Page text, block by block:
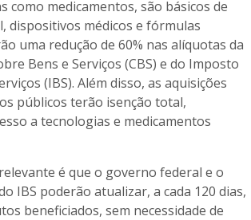
como medicamentos, são básicos de
dispositivos médicos e fórmulas
uma redução de 60% nas alíquotas da
Bens e Serviços (CBS) e do Imposto
(IBS). Além disso, as aquisições
públicos terão isenção total,
a tecnologias e medicamentos
é que o governo federal e o
IBS poderão atualizar, a cada 120 dias,
beneficiados, sem necessidade de